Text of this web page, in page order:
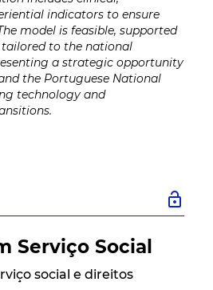
indicators to ensure
model is feasible, supported
tailored to the national
a strategic opportunity
the Portuguese National
technology and
lock_open
Serviço Social
social e direitos